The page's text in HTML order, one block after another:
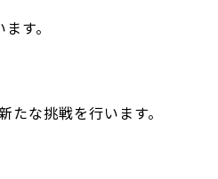
す。
な挑戦を行います。